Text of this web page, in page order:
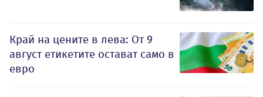
Край на цените в лева: От 9
август етикетите остават само в
евро